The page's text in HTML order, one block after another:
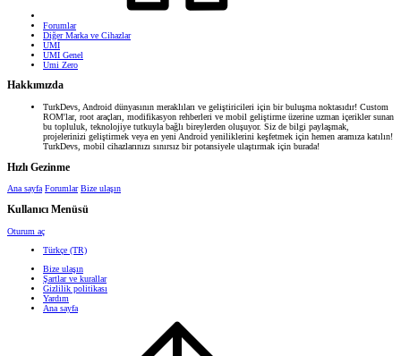
Forumlar
Diğer Marka ve Cihazlar
UMI
UMI Genel
Umi Zero
Hakkımızda
TurkDevs, Android dünyasının meraklıları ve geliştiricileri için bir buluşma noktasıdır! Custom
ROM'lar, root araçları, modifikasyon rehberleri ve mobil geliştirme üzerine uzman içerikler sunan
bu topluluk, teknolojiye tutkuyla bağlı bireylerden oluşuyor. Siz de bilgi paylaşmak,
projelerinizi geliştirmek veya en yeni Android yeniliklerini keşfetmek için hemen aramıza katılın!
TurkDevs, mobil cihazlarınızı sınırsız bir potansiyele ulaştırmak için burada!
Hızlı Gezinme
Ana sayfa Forumlar Bize ulaşın
Kullanıcı Menüsü
Oturum aç
Türkçe (TR)
Bize ulaşın
Şartlar ve kurallar
Gizlilik politikası
Yardım
Ana sayfa